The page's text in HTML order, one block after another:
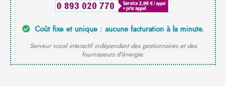
Coût fixe et unique : aucune facturation à la minute.
Serveur vocal interactif indépendant des gestionnaires et des
fournisseurs d'énergie.